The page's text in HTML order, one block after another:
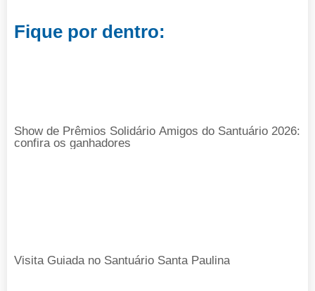
Fique por dentro:
Show de Prêmios Solidário Amigos do Santuário 2026:
confira os ganhadores
Visita Guiada no Santuário Santa Paulina